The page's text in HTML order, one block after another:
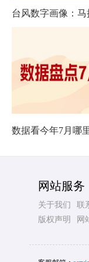
网站服务
关于我们 联
版权声明
网